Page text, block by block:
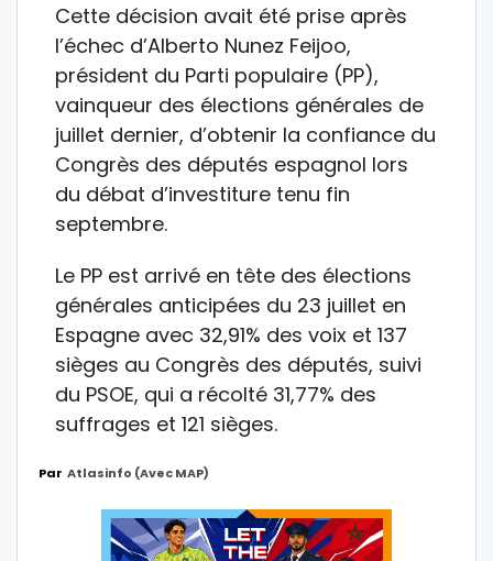
Cette décision avait été prise après
l’échec d’Alberto Nunez Feijoo,
président du Parti populaire (PP),
vainqueur des élections générales de
juillet dernier, d’obtenir la confiance du
Congrès des députés espagnol lors
du débat d’investiture tenu fin
septembre.
Le PP est arrivé en tête des élections
générales anticipées du 23 juillet en
Espagne avec 32,91% des voix et 137
sièges au Congrès des députés, suivi
du PSOE, qui a récolté 31,77% des
suffrages et 121 sièges.
Par Atlasinfo (avec MAP)